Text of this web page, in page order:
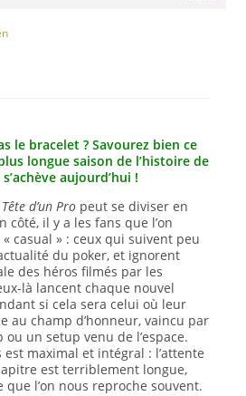
le bracelet ? Savourez bien ce
longue saison de l’histoire de
aujourd’hui !
d’un Pro peut se diviser en
côté, il y a les fans que l’on
casual » : ceux qui suivent peu
du poker, et ignorent
des héros filmés par les
là lancent chaque nouvel
si cela sera celui où leur
au champ d’honneur, vaincu par
un setup venu de l’espace.
est maximal et intégral : l’attente
est terriblement longue,
l’on nous reproche souvent.